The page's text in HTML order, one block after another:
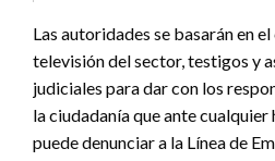
Las autoridades se basarán en
televisión del sector, testigos y
judiciales para dar con los
la ciudadanía que ante cualquier
puede denunciar a la Línea de